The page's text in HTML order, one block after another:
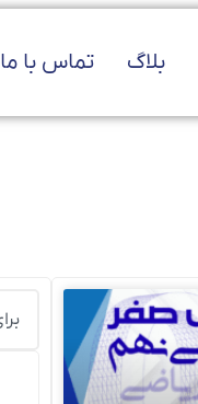
بلاگ تماس با ما